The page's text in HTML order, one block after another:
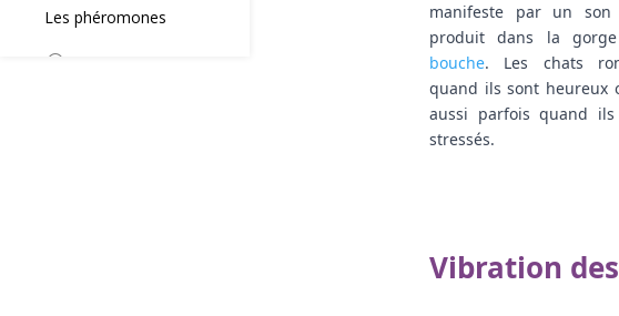
Les phéromones
manifeste par un
produit dans la
bouche. Les chats
quand ils sont heureux
aussi parfois quand
stressés.
Vibration